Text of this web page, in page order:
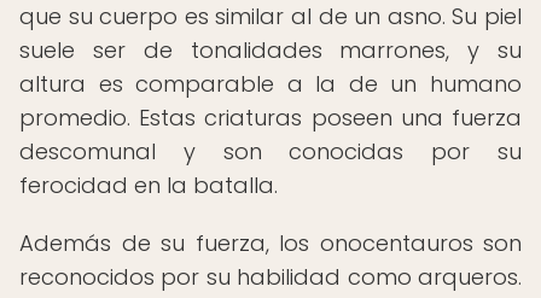
que su cuerpo es similar al de un asno. Su piel
suele ser de tonalidades marrones, y su
altura es comparable a la de un humano
promedio. Estas criaturas poseen una fuerza
descomunal y son conocidas por su
ferocidad en la batalla.
Además de su fuerza, los onocentauros son
reconocidos por su habilidad como arqueros.